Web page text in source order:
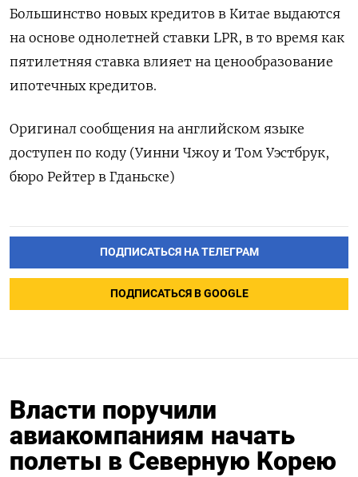
Большинство новых кредитов в Китае выдаются
на основе однолетней ставки LPR, в то время как
пятилетняя ставка влияет на ценообразование
ипотечных кредитов.
Оригинал сообщения на английском языке
доступен по коду (Уинни Чжоу и Том Уэстбрук,
бюро Рейтер в Гданьске)
ПОДПИСАТЬСЯ НА ТЕЛЕГРАМ
ПОДПИСАТЬСЯ В GOOGLE
Власти поручили
авиакомпаниям начать
полеты в Северную Корею